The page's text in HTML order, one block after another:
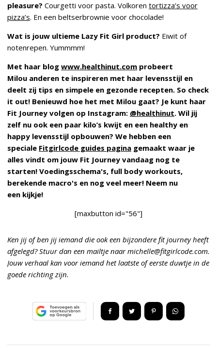
pleasure? Courgetti voor pasta. Volkoren tortizza’s voor
pizza’s. En een beltserbrownie voor chocolade!
Wat is jouw ultieme Lazy Fit Girl product? Eiwit of
notenrepen. Yummmm!
Met haar blog www.healthinut.com probeert
Milou anderen te inspireren met haar levensstijl en
deelt zij tips en simpele en gezonde recepten. So check
it out! Benieuwd hoe het met Milou gaat? Je kunt haar
Fit Journey volgen op Instagram: @healthinut. Wil jij
zelf nu ook een paar kilo’s kwijt en een healthy en
happy levensstijl opbouwen? We hebben een
speciale Fitgirlcode guides pagina gemaakt waar je
alles vindt om jouw Fit Journey vandaag nog te
starten! Voedingsschema's, full body workouts,
berekende macro's en nog veel meer! Neem nu
een kijkje!
[maxbutton id="56"]
Ken jij of ben jij iemand die ook een bijzondere fit journey heeft
afgelegd? Stuur dan een mailtje naar michelle@fitgirlcode.com.
Jouw verhaal kan voor iemand het laatste of eerste duwtje in de
goede richting zijn.